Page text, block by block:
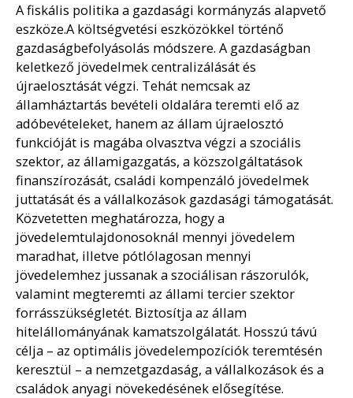
A fiskális politika a gazdasági kormányzás alapvető
eszköze.A költségvetési eszközökkel történő
gazdaságbefolyásolás módszere. A gazdaságban
keletkező jövedelmek centralizálását és
újraelosztását végzi. Tehát nemcsak az
államháztartás bevételi oldalára teremti elő az
adóbevételeket, hanem az állam újraelosztó
funkcióját is magába olvasztva végzi a szociális
szektor, az államigazgatás, a közszolgáltatások
finanszírozását, családi kompenzáló jövedelmek
juttatását és a vállalkozások gazdasági támogatását.
Közvetetten meghatározza, hogy a
jövedelemtulajdonosoknál mennyi jövedelem
maradhat, illetve pótlólagosan mennyi
jövedelemhez jussanak a szociálisan rászorulók,
valamint megteremti az állami tercier szektor
forrásszükségletét. Biztosítja az állam
hitelállományának kamatszolgálatát. Hosszú távú
célja – az optimális jövedelempozíciók teremtésén
keresztül – a nemzetgazdaság, a vállalkozások és a
családok anyagi növekedésének elősegítése.